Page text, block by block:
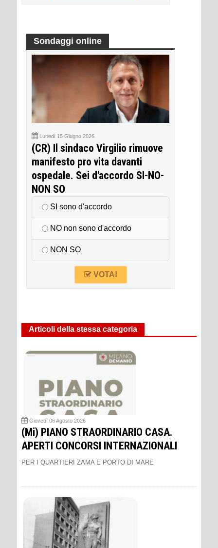
Sondaggi online
Lunedì 15 Giugno 2026
(CR) Il sindaco Virgilio rimuove
manifesto pro vita davanti
ospedale. Sei d'accordo SI-NO-
NON SO
SI sono d'accordo
NO non sono d'accordo
NON SO
VOTA!
Articoli della stessa categoria
Giovedì 06 Agosto 2026
(Mi) PIANO STRAORDINARIO CASA.
APERTI CONCORSI INTERNAZIONALI
PER I QUARTIERI ZAMA E PORTO DI MARE